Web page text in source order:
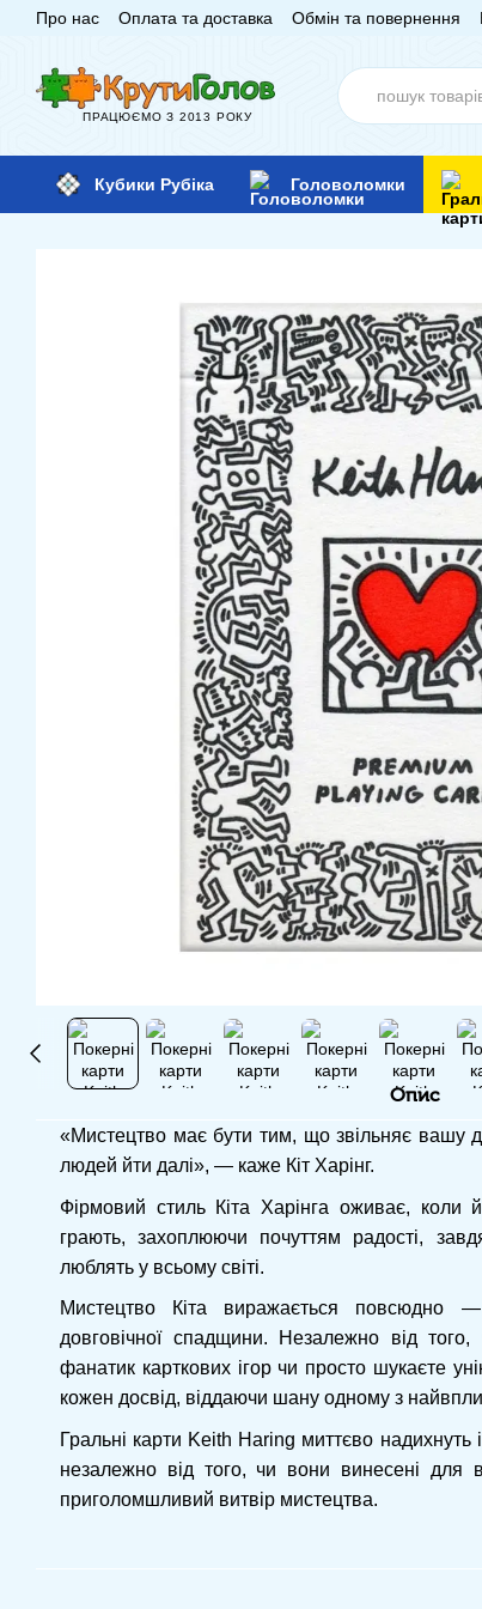
Перейти до основного контенту
Про нас Оплата та доставка Обмін та повернення
ПРАЦЮЄМО З 2013 РОКУ
Кубики Рубіка Головоломки
Опис
«Мистецтво має бути тим, що звільняє вашу
людей йти далі», — каже Кіт Харінг.
Фірмовий стиль Кіта Харінга оживає, коли
грають, захоплюючи почуттям радості,
люблять у всьому світі.
Мистецтво Кіта виражається повсюдно —
довговічної спадщини. Незалежно від
фанатик карткових ігор чи просто шукаєте
кожен досвід, віддаючи шану одному з
Гральні карти Keith Haring миттєво
незалежно від того, чи вони винесені для
приголомшливий витвір мистецтва.